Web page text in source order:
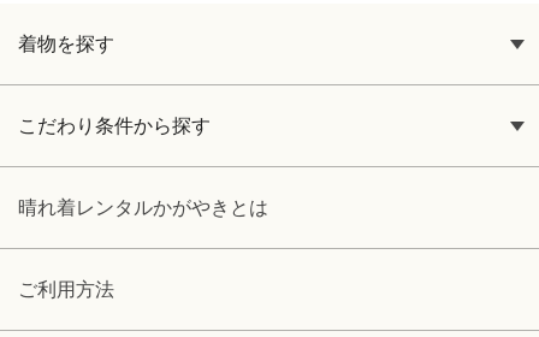
着物を探す
こだわり条件から探す
晴れ着レンタルかがやきとは
ご利用方法